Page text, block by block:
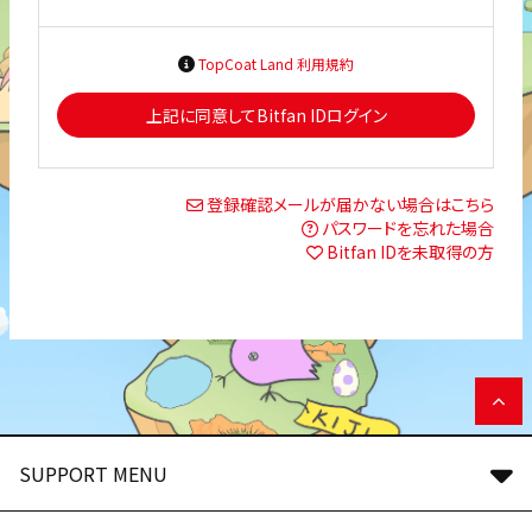
TopCoat Land 利用規約
上記に同意してBitfan IDログイン
登録確認メールが届かない場合はこちら
パスワードを忘れた場合
Bitfan IDを未取得の方
SUPPORT MENU